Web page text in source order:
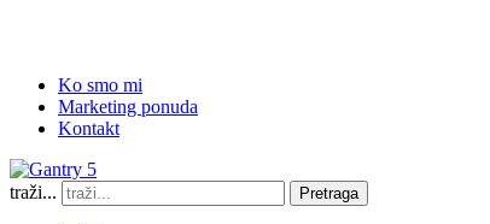
Ko smo mi
Marketing ponuda
Kontakt
traži... Pretraga